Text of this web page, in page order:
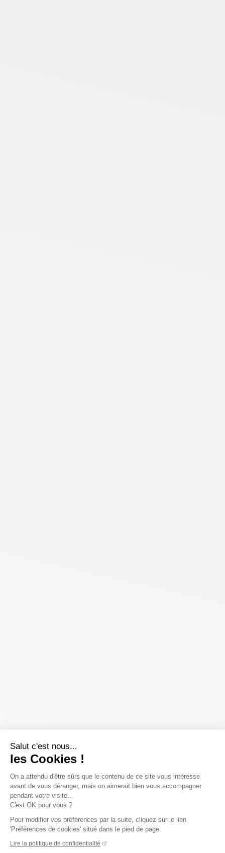
Salut c'est nous...
les Cookies !
On a attendu d'être sûrs que le contenu de ce site vous intéresse
avant de vous déranger, mais on aimerait bien vous accompagner
pendant votre visite...
C'est OK pour vous ?
Pour modifier vos préférences par la suite, cliquez sur le lien
'Préférences de cookies' situé dans le pied de page.
Lire la politique de confidentialité